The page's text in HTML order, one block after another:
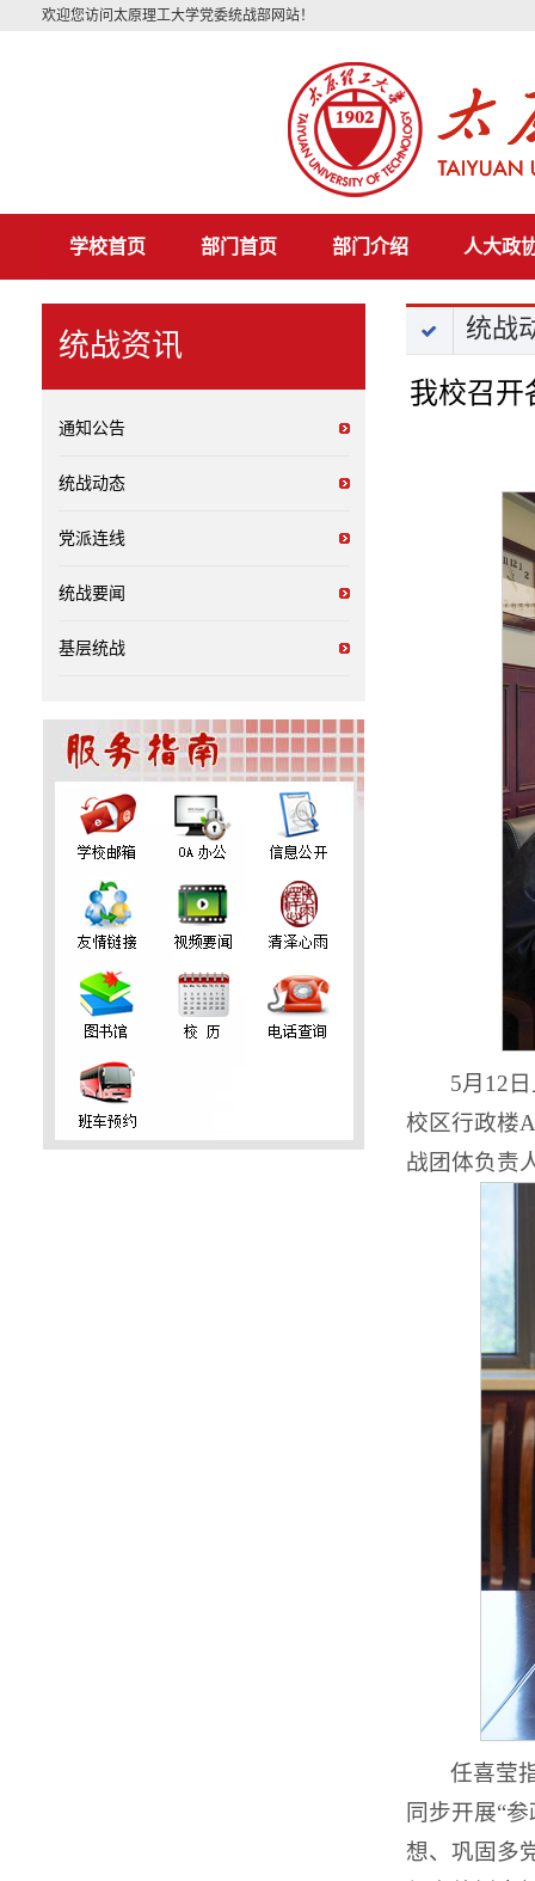
欢迎您访问太原理工大学党委统战部网站！
学校首页 部门首页 部门介绍 人大政
统战资讯
通知公告
统战动态
党派连线
统战要闻
基层统战
统战
我校召开
5月12
校区行政楼
战团体负责
任喜莹
同步开展“
想、巩固多